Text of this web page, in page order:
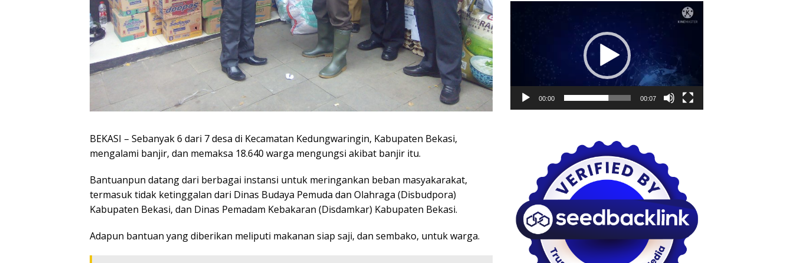
BEKASI – Sebanyak 6 dari 7 desa di Kecamatan Kedungwaringin, Kabupaten Bekasi,
mengalami banjir, dan memaksa 18.640 warga mengungsi akibat banjir itu.
Bantuanpun datang dari berbagai instansi untuk meringankan beban masyakarakat,
termasuk tidak ketinggalan dari Dinas Budaya Pemuda dan Olahraga (Disbudpora)
Kabupaten Bekasi, dan Dinas Pemadam Kebakaran (Disdamkar) Kabupaten Bekasi.
Adapun bantuan yang diberikan meliputi makanan siap saji, dan sembako, untuk warga.
00:00 00:07